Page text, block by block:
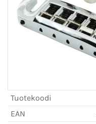
Tuotekoodi
EAN